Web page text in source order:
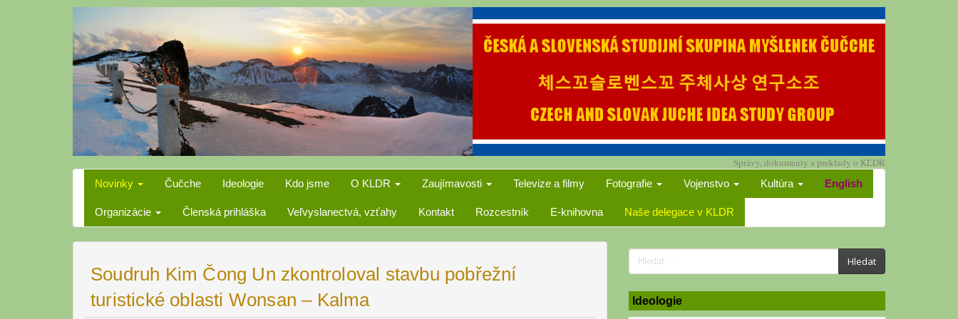
Správy, dokumenty a preklady o KĽDR
Novinky Čučche Ideologie Kdo jsme O KLDR Zaujímavosti Televize a filmy Fotografie Vojenstvo Kultúra English
Organizácie Členská prihláška Veľvyslanectvá, vzťahy Kontakt Rozcestník E-knihovna Naše delegace v KLDR
Soudruh Kim Čong Un zkontroloval stavbu pobřežní
turistické oblasti Wonsan – Kalma
Search
for:
Hledat
Ideologie